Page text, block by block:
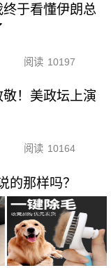
于看懂伊朗总
阅读 10197
！美政坛上演
阅读 10164
的那样吗？